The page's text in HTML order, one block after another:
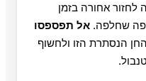
לחזור אחורה בזמן
שחלפה. אל תפספסו
הנסתרת הזו ולחשוף